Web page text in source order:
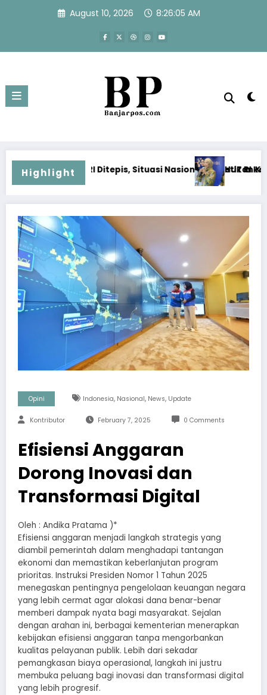
August 10, 2026 8:26:06 AM
Highlight
Situasi Nasional Dipastikan Kondusif
HUT RI ke-81 Harus Dirayakan
Opini Indonesia, Nasional, News, Update
Kontributor February 7, 2025 0 Comments
Efisiensi Anggaran
Dorong Inovasi dan
Transformasi Digital
Oleh : Andika Pratama )*
Efisiensi anggaran menjadi langkah strategis yang
diambil pemerintah dalam menghadapi tantangan
ekonomi dan memastikan keberlanjutan program
prioritas. Instruksi Presiden Nomor 1 Tahun 2025
menegaskan pentingnya pengelolaan keuangan negara
yang lebih cermat agar alokasi dana benar-benar
memberi dampak nyata bagi masyarakat. Sejalan
dengan arahan ini, berbagai kementerian menerapkan
kebijakan efisiensi anggaran tanpa mengorbankan
kualitas pelayanan publik. Lebih dari sekadar
pemangkasan biaya operasional, langkah ini justru
membuka peluang bagi inovasi dan transformasi digital
yang lebih progresif.